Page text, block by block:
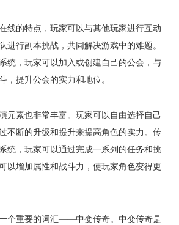
线的特点，玩家可以与其他玩家进行互动
进行副本挑战，共同解决游戏中的难题。
统，玩家可以加入或创建自己的公会，与
，提升公会的实力和地位。
元素也非常丰富。玩家可以自由选择自己
不断的升级和提升来提高角色的实力。传
统，玩家可以通过完成一系列的任务和挑
以增加属性和战斗力，使玩家角色变得更
个重要的词汇——中变传奇。中变传奇是